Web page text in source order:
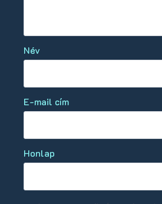
Név
E-mail cím
Honlap